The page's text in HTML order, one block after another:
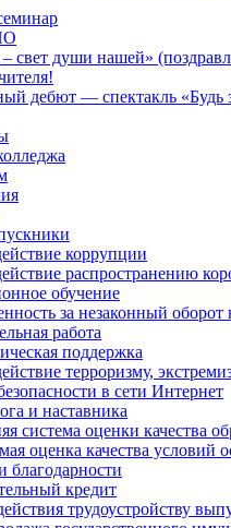
– свет души нашей»
дебют — спектакль «Будь
коррупции
распространению
обучение
за незаконный оборот
работа
поддержка
терроризму,
в сети Интернет
и наставника
система оценки качества
оценка качества условий
благодарности
кредит
трудоустройству